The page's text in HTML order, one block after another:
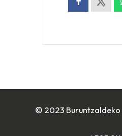
© 2023 Buruntzaldeko